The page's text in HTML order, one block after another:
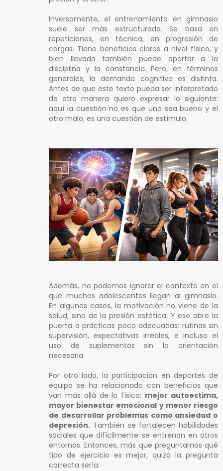
Inversamente, el entrenamiento en gimnasio
suele ser más estructurado. Se basa en
repeticiones, en técnica, en progresión de
cargas. Tiene beneficios claros a nivel físico, y
bien llevado también puede aportar a la
disciplina y la constancia. Pero, en términos
generales, la demanda cognitiva es distinta.
Antes de que este texto pueda ser interpretado
de otra manera quiero expresar lo siguiente:
aquí la cuestión no es que uno sea bueno y el
otro malo; es una cuestión de estímulo.
Además, no podemos ignorar el contexto en el
que muchos adolescentes llegan al gimnasio.
En algunos casos, la motivación no viene de la
salud, sino de la presión estética. Y eso abre la
puerta a prácticas poco adecuadas: rutinas sin
supervisión, expectativas irreales, e incluso el
uso de suplementos sin la orientación
necesaria.
Por otro lado, la participación en deportes de
equipo se ha relacionado con beneficios que
van más allá de lo físico: mejor autoestima,
mayor bienestar emocional y menor riesgo
de desarrollar problemas como ansiedad o
depresión. También se fortalecen habilidades
sociales que difícilmente se entrenan en otros
entornos. Entonces, más que preguntarnos qué
tipo de ejercicio es mejor, quizá la pregunta
correcta sería: